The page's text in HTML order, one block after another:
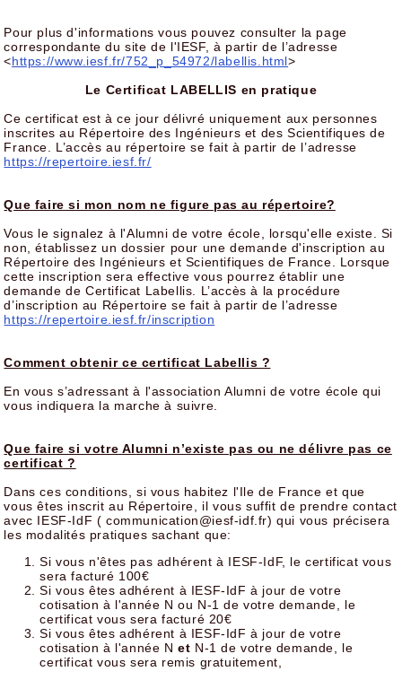
Pour plus d'informations vous pouvez consulter la page
correspondante du site de l'IESF, à partir de l’adresse
<https://www.iesf.fr/752_p_54972/labellis.html>
Le Certificat LABELLIS en pratique
Ce certificat est à ce jour délivré uniquement aux personnes
inscrites au Répertoire des Ingénieurs et des Scientifiques de
France. L’accès au répertoire se fait à partir de l’adresse
https://repertoire.iesf.fr/
Que faire si mon nom ne figure pas au répertoire?
Vous le signalez à l'Alumni de votre école, lorsqu'elle existe. Si
non, établissez un dossier pour une demande d'inscription au
Répertoire des Ingénieurs et Scientifiques de France. Lorsque
cette inscription sera effective vous pourrez établir une
demande de Certificat Labellis. L’accès à la procédure
d’inscription au Répertoire se fait à partir de l’adresse
https://repertoire.iesf.fr/inscription
Comment obtenir ce certificat Labellis ?
En vous s’adressant à l'association Alumni de votre école qui
vous indiquera la marche à suivre.
Que faire si votre Alumni n’existe pas ou ne délivre pas ce
certificat ?
Dans ces conditions, si vous habitez l'Ile de France et que
vous êtes inscrit au Répertoire, il vous suffit de prendre contact
avec IESF-IdF ( communication@iesf-idf.fr) qui vous précisera
les modalités pratiques sachant que:
Si vous n'êtes pas adhérent à IESF-IdF, le certificat vous
sera facturé 100€
Si vous êtes adhérent à IESF-IdF à jour de votre
cotisation à l'année N ou N-1 de votre demande, le
certificat vous sera facturé 20€
Si vous êtes adhérent à IESF-IdF à jour de votre
cotisation à l'année Net N-1 de votre demande, le
certificat vous sera remis gratuitement,